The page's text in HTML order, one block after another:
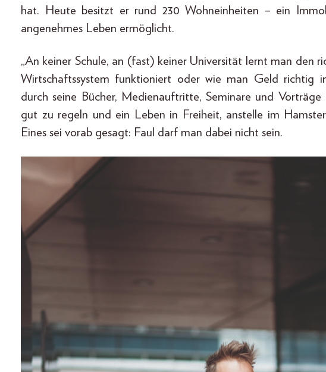
hat. Heute besitzt er rund 230 Wohneinheiten – ein
angenehmes Leben ermöglicht.
„An keiner Schule, an (fast) keiner Universität lernt man den
Wirtschaftssystem funktioniert oder wie man Geld richtig
durch seine Bücher, Medienauftritte, Seminare und
gut zu regeln und ein Leben in Freiheit, anstelle im
Eines sei vorab gesagt: Faul darf man dabei nicht sein.